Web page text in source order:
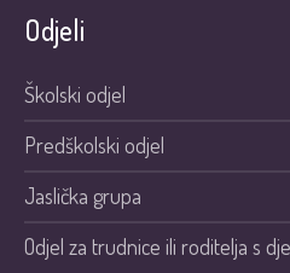
Odjeli
Školski odjel
Predškolski odjel
Jaslička grupa
Odjel za trudnice ili roditelja s